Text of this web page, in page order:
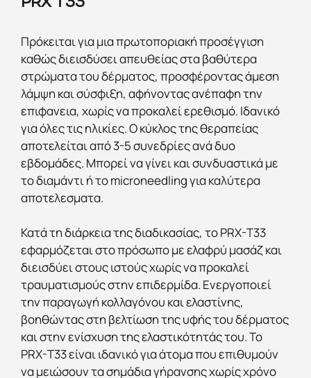
Πρόκειται για μια πρωτοποριακή προσέγγιση
καθώς διεισδύσει απευθείας στα βαθύτερα
στρώματα του δέρματος, προσφέροντας άμεση
λάμψη και σύσφιξη, αφήνοντας ανέπαφη την
επιφανεια, χωρίς να προκαλεί ερεθισμό. Ιδανικό
για όλες τις ηλικίες. Ο κύκλος της θεραπείας
αποτελείται από 3-5 συνεδρίες ανά δυο
εβδομάδες. Μπορεί να γίνει και συνδυαστικά με
το διαμάντι ή το microneedling για καλύτερα
αποτελεσματα.
Κατά τη διάρκεια της διαδικασίας, το PRX-T33
εφαρμόζεται στο πρόσωπο με ελαφρύ μασάζ και
διεισδύει στους ιστούς χωρίς να προκαλεί
τραυματισμούς στην επιδερμίδα. Ενεργοποιεί
την παραγωγή κολλαγόνου και ελαστίνης,
βοηθώντας στη βελτίωση της υφής του δέρματος
και στην ενίσχυση της ελαστικότητάς του. Το
PRX-T33 είναι ιδανικό για άτομα που επιθυμούν
να μειώσουν τα σημάδια γήρανσης χωρίς χρόνο